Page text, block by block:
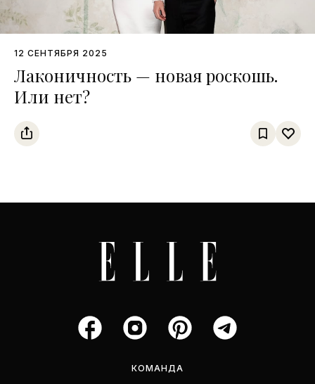
12 СЕНТЯБРЯ 2025
Лаконичность — новая роскошь.
Или нет?
КОМАНДА